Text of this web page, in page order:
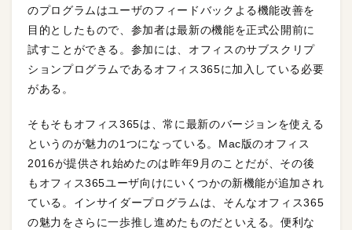
のプログラムはユーザのフィードバックよる機能改善を
目的としたもので、参加者は最新の機能を正式公開前に
試すことができる。参加には、オフィスのサブスクリプ
ションプログラムであるオフィス365に加入している必要
がある。
そもそもオフィス365は、常に最新のバージョンを使える
というのが魅力の1つになっている。Mac版のオフィス
2016が提供され始めたのは昨年9月のことだが、その後
もオフィス365ユーザ向けにいくつかの新機能が追加され
ている。インサイダープログラムは、そんなオフィス365
の魅力をさらに一歩推し進めたものだといえる。便利な